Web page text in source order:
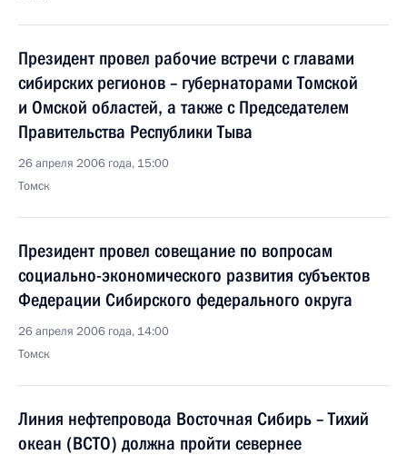
Президент провел рабочие встречи с главами
сибирских регионов – губернаторами Томской
и Омской областей, а также с Председателем
Правительства Республики Тыва
26 апреля 2006 года, 15:00
Томск
Президент провел совещание по вопросам
социально-экономического развития субъектов
Федерации Сибирского федерального округа
26 апреля 2006 года, 14:00
Томск
Линия нефтепровода Восточная Сибирь – Тихий
океан (ВСТО) должна пройти севернее